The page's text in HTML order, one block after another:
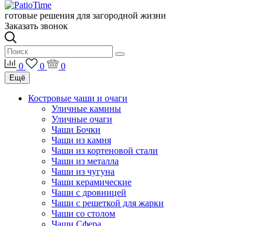
готовые решения для загородной жизни
Заказать звонок
0 0 0
Ещё
Костровые чаши и очаги
Уличные камины
Уличные очаги
Чаши Бочки
Чаши из камня
Чаши из кортеновой стали
Чаши из металла
Чаши из чугуна
Чаши керамические
Чаши с дровницей
Чаши с решеткой для жарки
Чаши со столом
Чаши Сфера